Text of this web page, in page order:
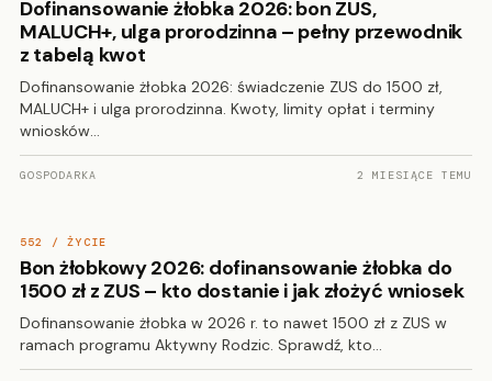
Dofinansowanie żłobka 2026: bon ZUS,
MALUCH+, ulga prorodzinna – pełny przewodnik
z tabelą kwot
Dofinansowanie żłobka 2026: świadczenie ZUS do 1500 zł,
MALUCH+ i ulga prorodzinna. Kwoty, limity opłat i terminy
wniosków…
GOSPODARKA 2 MIESIĄCE TEMU
552 / ŻYCIE
Bon żłobkowy 2026: dofinansowanie żłobka do
1500 zł z ZUS – kto dostanie i jak złożyć wniosek
Dofinansowanie żłobka w 2026 r. to nawet 1500 zł z ZUS w
ramach programu Aktywny Rodzic. Sprawdź, kto…